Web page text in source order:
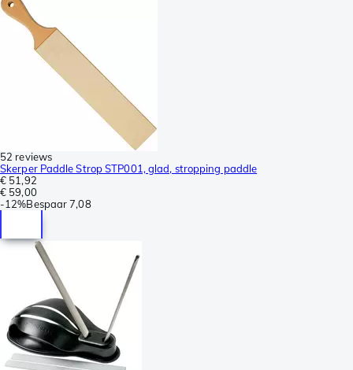
52 reviews
Skerper Paddle Strop STP001, glad, stropping paddle
€ 51,92
€ 59,00
-12%Bespaar 7,08